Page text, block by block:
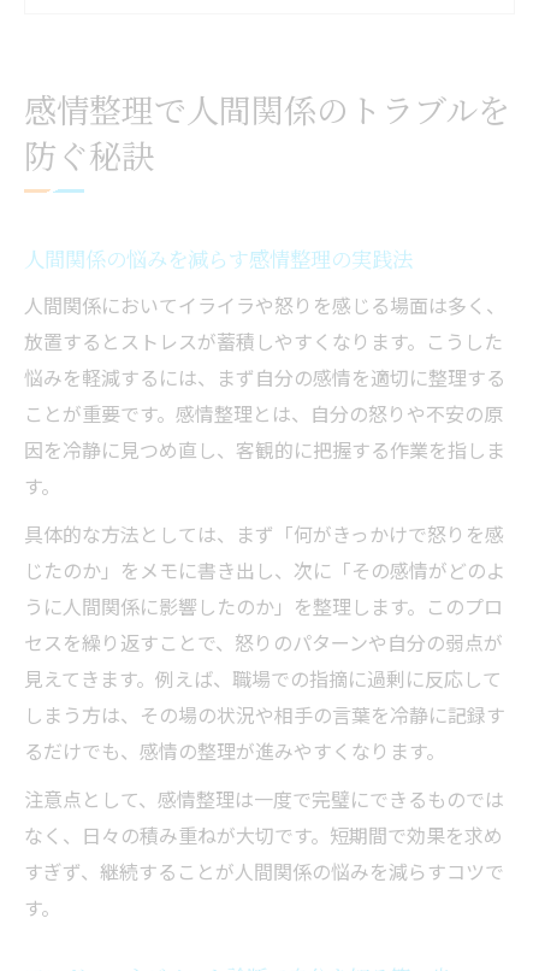
安定した人間関係のための感情コントロー
ル術
アンガーマネジメントの基本と実践ポイント
本解説
アンガーマネジメントのやり方を具体例で
学ぶ
人間関係に悩む方へ実践的な怒り対処ポイ
ント
アンガーマネジメント研修で得られる気づ
人間関係を変えるアンガーマネジメント例
文活用法
職場や家庭で役立つ怒りコントロール法
人間関係を良くする職場での怒りコントロ
家庭でできるアンガーマネジメントのやり
人間関係のストレスを減らす実践的な対応
感情整理で人間関係のトラブルを
防ぐ秘訣
人間関係の悩みを減らす感情整理の実践法
人間関係においてイライラや怒りを感じる場面は多く、
放置するとストレスが蓄積しやすくなります。こうした
悩みを軽減するには、まず自分の感情を適切に整理する
ことが重要です。感情整理とは、自分の怒りや不安の原
因を冷静に見つめ直し、客観的に把握する作業を指しま
す。
具体的な方法としては、まず「何がきっかけで怒りを感
じたのか」をメモに書き出し、次に「その感情がどのよ
うに人間関係に影響したのか」を整理します。このプロ
セスを繰り返すことで、怒りのパターンや自分の弱点が
見えてきます。例えば、職場での指摘に過剰に反応して
しまう方は、その場の状況や相手の言葉を冷静に記録す
るだけでも、感情の整理が進みやすくなります。
注意点として、感情整理は一度で完璧にできるものでは
なく、日々の積み重ねが大切です。短期間で効果を求め
すぎず、継続することが人間関係の悩みを減らすコツで
す。